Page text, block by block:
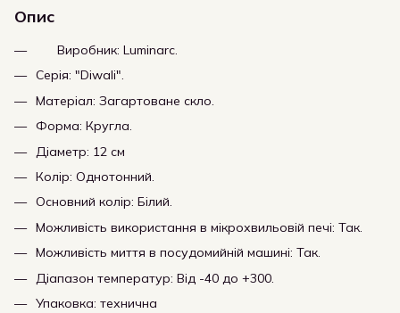
Опис
Виробник: Luminarc.
Серія: "Diwali".
Матеріал: Загартоване скло.
Форма: Кругла.
Діаметр: 12 см
Колір: Однотонний.
Основний колір: Білий.
Можливість використання в мікрохвильовій печі: Так.
Можливість миття в посудомийній машині: Так.
Діапазон температур: Від -40 до +300.
Упаковка: технична